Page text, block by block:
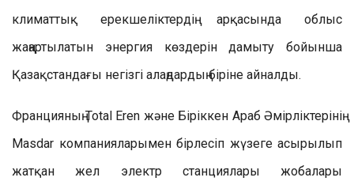
климаттық ерекшеліктердің арқасында облыс
жаңартылатын энергия көздерін дамыту бойынша
Қазақстандағы негізгі алаңдардың біріне айналды.
Францияның Total Eren және Біріккен Араб Әмірліктерінің
Masdar компанияларымен бірлесіп жүзеге асырылып
жатқан жел электр станциялары жобалары